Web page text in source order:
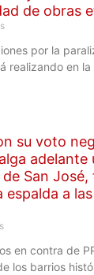
de obras
por la
realizando en
su voto
adelante
San José,
a
en contra de
los barrios